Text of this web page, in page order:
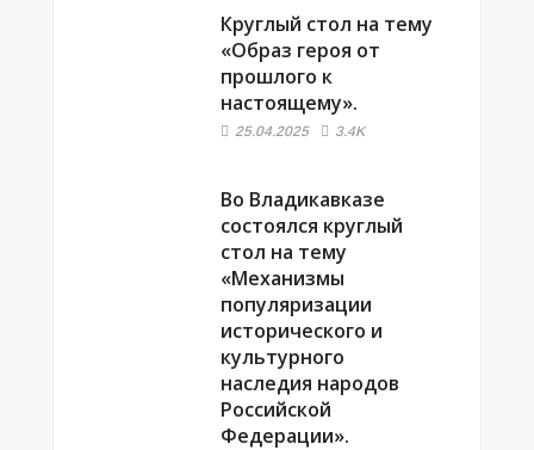
Круглый стол на тему
«Образ героя от
прошлого к
настоящему».
25.04.2025 3.4K
Во Владикавказе
состоялся круглый
стол на тему
«Механизмы
популяризации
исторического и
культурного
наследия народов
Российской
Федерации».